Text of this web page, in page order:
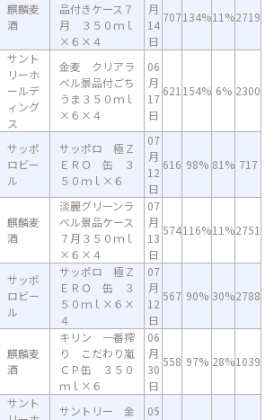
麒麟麦
酒
品付きケース７
月 ３５０ｍｌ
×６×４
月
14
日
707134%11%2719
サント
リーホ
ールデ
ィング
ス
金麦 クリアラ
ベル景品付ごち
うま３５０ｍｌ
×６×４
06
月
17
日
621 154% 6% 2300
サッポ
ロビー
ル
サッポロ 極Ｚ
ＥＲＯ 缶 ３
５０ｍｌ×６
07
月
12
日
616 98% 81% 717
麒麟麦
酒
淡麗グリーンラ
ベル景品ケース
７月３５０ｍｌ
×６×４
07
月
13
日
574116%11%2751
サッポ
ロビー
ル
サッポロ 極Ｚ
ＥＲＯ 缶 ３
５０ｍｌ×６×
４
07
月
12
日
567 90% 30%2788
麒麟麦
酒
キリン 一番搾
り こだわり嵐
ＣＰ缶 ３５０
ｍｌ×６
06
月
30
日
558 97% 28%1039
サント
サントリー 金
05